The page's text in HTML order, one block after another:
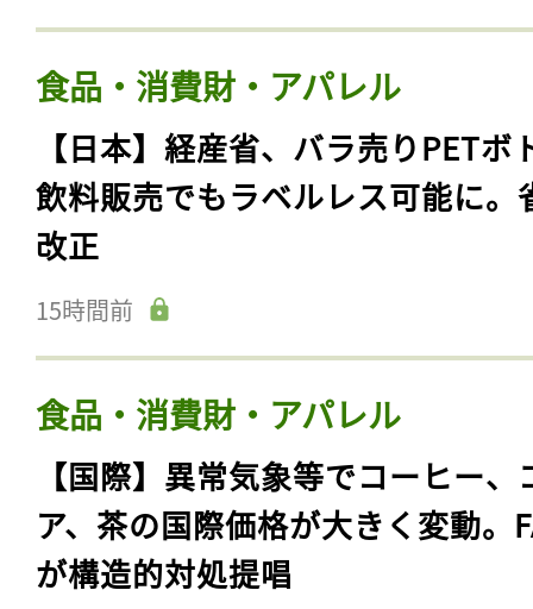
食品・消費財・アパレル
【日本】経産省、バラ売りPETボ
飲料販売でもラベルレス可能に。
改正
15時間前
食品・消費財・アパレル
【国際】異常気象等でコーヒー、
ア、茶の国際価格が大きく変動。
が構造的対処提唱